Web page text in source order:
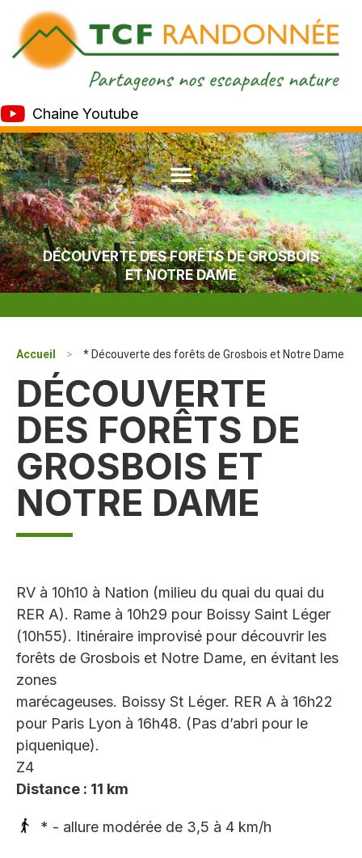
Chaine Youtube
DÉCOUVERTE DES FORÊTS DE GROSBOIS
ET NOTRE DAME
Accueil > * Découverte des forêts de Grosbois et Notre Dame
DÉCOUVERTE
DES FORÊTS DE
GROSBOIS ET
NOTRE DAME
RV à 10h10 à Nation (milieu du quai du quai du
RER A). Rame à 10h29 pour Boissy Saint Léger
(10h55). Itinéraire improvisé pour découvrir les
forêts de Grosbois et Notre Dame, en évitant les
zones
marécageuses. Boissy St Léger. RER A à 16h22
pour Paris Lyon à 16h48. (Pas d’abri pour le
piquenique).
Z4
Distance : 11 km
* - allure modérée de 3,5 à 4 km/h